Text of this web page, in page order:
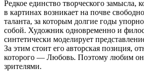
Редкое единство творческого замысла,
в картинах возникает на почве
таланта, за которым долгие годы
собой. Художник одновременно и
синтетически моделирует
За этим стоит его авторская позиция,
которого — Любовь. Поэтому любим он
зрителями.